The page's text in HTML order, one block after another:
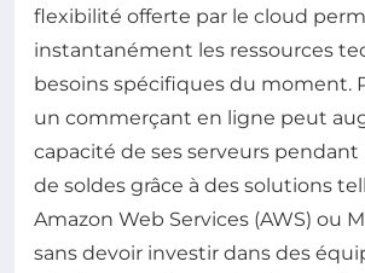
flexibilité offerte par le cloud
instantanément les ressources
besoins spécifiques du moment.
un commerçant en ligne peut
capacité de ses serveurs pendant
de soldes grâce à des solutions
Amazon Web Services (AWS) ou
sans devoir investir dans des